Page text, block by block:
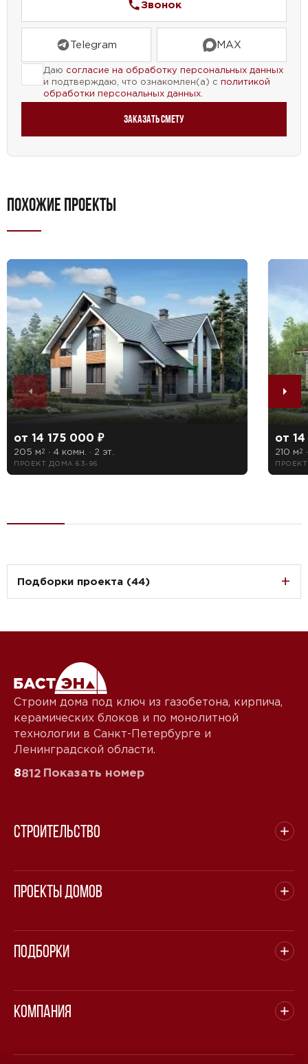
Звонок
Telegram MAX
Даю согласие на обработку персональных данных
и подтверждаю, что ознакомлен(а) с политикой
обработки персональных данных
Заказать смету
ПОХОЖИЕ ПРОЕКТЫ
от 14 175 000 ₽
205 м 2 · 4 комн. · 2 эт.
ПРОЕКТ ДОМА 63-96
от
210 м 2
Подборки проекта (44)
Строим дома под ключ из газобетона, кирпича,
керамических блоков и по монолитной
технологии в Санкт-Петербурге и
Ленинградской области.
8812 Показать номер
Строительство
Проекты домов
Подборки
Компания